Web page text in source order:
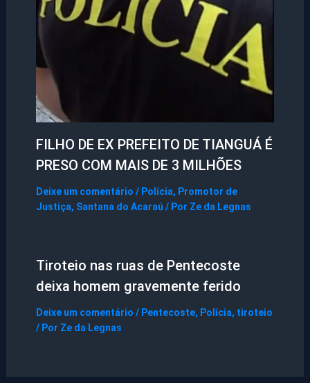
FILHO DE EX PREFEITO DE TIANGUÁ É
PRESO COM MAIS DE 3 MILHÕES
Deixe um comentário / Polícia, Promotor de
Justiça, Santana do Acaraú / Por Ze da Legnas
Tiroteio nas ruas de Pentecoste
deixa homem gravemente ferido
Deixe um comentário / Pentecoste, Polícia, tiroteio
/ Por Ze da Legnas